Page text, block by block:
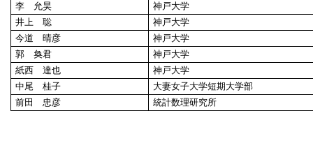
李 允昊
神戸大学
井上 聡
神戸大学
今道 晴彦
神戸大学
郭 奐君
神戸大学
紙西 達也
神戸大学
中尾 桂子
大妻女子大学短期大学部
前田 忠彦
統計数理研究所